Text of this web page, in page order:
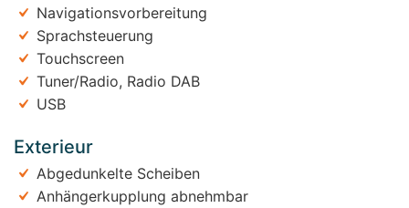
Navigationsvorbereitung
Sprachsteuerung
Touchscreen
Tuner/Radio, Radio DAB
USB
Exterieur
Abgedunkelte Scheiben
Anhängerkupplung abnehmbar